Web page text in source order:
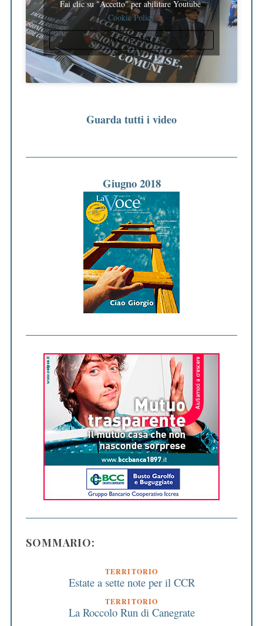
Fai clic su "Accetto" per abilitare Youtube
Cookie Policy
ACCETTO
Guarda tutti i video
Giugno 2018
SOMMARIO:
TERRITORIO
Estate a sette note per il CCR
TERRITORIO
La Roccolo Run di Canegrate